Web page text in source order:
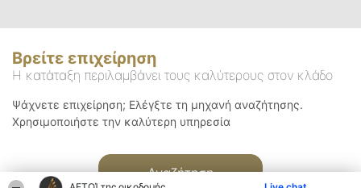
Βρείτε επιχείρηση
Η κατάταξη περιλαμβάνει τους καλύτερους στον κλάδο
Ψάχνετε επιχείρηση; Ελέγξτε τη μηχανή αναζήτησης.
Χρησιμοποιήστε την καλύτερη υπηρεσία
Αναζήτηση